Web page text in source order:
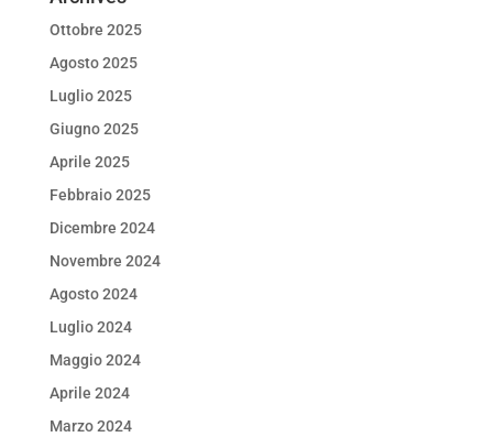
Ottobre 2025
Agosto 2025
Luglio 2025
Giugno 2025
Aprile 2025
Febbraio 2025
Dicembre 2024
Novembre 2024
Agosto 2024
Luglio 2024
Maggio 2024
Aprile 2024
Marzo 2024